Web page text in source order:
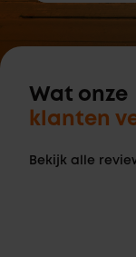
Wat onze
klanten
Bekijk alle